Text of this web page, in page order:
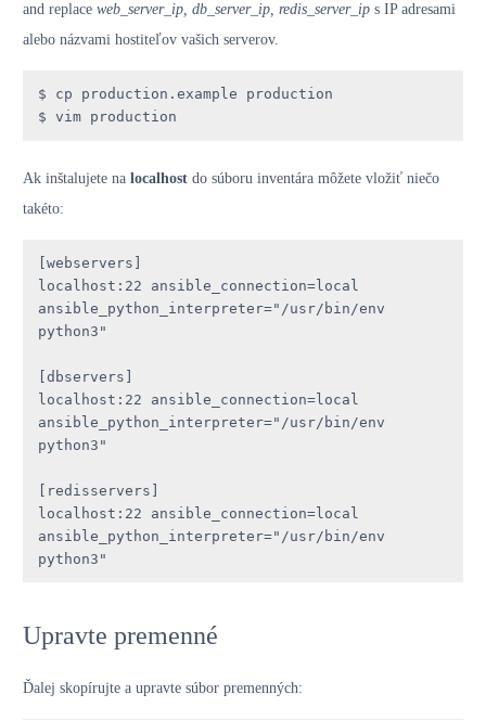
and replace web_server_ip, db_server_ip, redis_server_ip s IP adresami
alebo názvami hostiteľov vašich serverov.
$ cp production.example production
$ vim production
Ak inštalujete na localhost do súboru inventára môžete vložiť niečo
takéto:
[webservers]
localhost:22 ansible_connection=local
ansible_python_interpreter="/usr/bin/env
python3"
[dbservers]
localhost:22 ansible_connection=local
ansible_python_interpreter="/usr/bin/env
python3"
[redisservers]
localhost:22 ansible_connection=local
ansible_python_interpreter="/usr/bin/env
python3"
Upravte premenné
Ďalej skopírujte a upravte súbor premenných: